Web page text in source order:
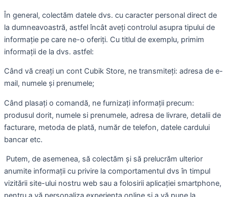
În general, colectăm datele dvs. cu caracter personal direct de
la dumneavoastră, astfel încât aveți controlul asupra tipului de
informație pe care ne-o oferiți. Cu titlul de exemplu, primim
informații de la dvs. astfel:
Când vă creați un cont Cubik Store, ne transmiteți: adresa de e-
mail, numele și prenumele;
Când plasați o comandă, ne furnizați informații precum:
produsul dorit, numele si prenumele, adresa de livrare, detalii de
facturare, metoda de plată, număr de telefon, datele cardului
bancar etc.
Putem, de asemenea, să colectăm și să prelucrăm ulterior
anumite informații cu privire la comportamentul dvs în timpul
vizitării site-ului nostru web sau a folosirii aplicației smartphone,